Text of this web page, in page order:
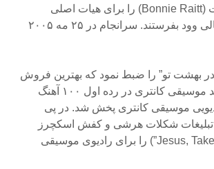
“نمی توانم مجبورت کنم عاشقم ام باشی” از بونی ریت (Bonnie Raitt) را برای هیات اصلی
داوران اجرا کرد که باعث شد او را با اولین پرواز به هالی وود بفرستند. سرانجام در ۲۵ مه ۲۰۰۵
بهشت تو” را ضبط نمود که بهترین فروش
ملی را داشت. این آهنگ به عنوان اثری از اولین هنرمند موسیقی کانتری در رده اول ۱۰۰ آهنگ
موسیقی کانتری پخش شد. در پی
تبلیغات شکلات هرشی و کفش اسکچرز
خواند. وی آهنگ “مسیحا، چرخ را نگهدار” (Jesus, Take the Wheel”) را برای رادیوی موسیقی